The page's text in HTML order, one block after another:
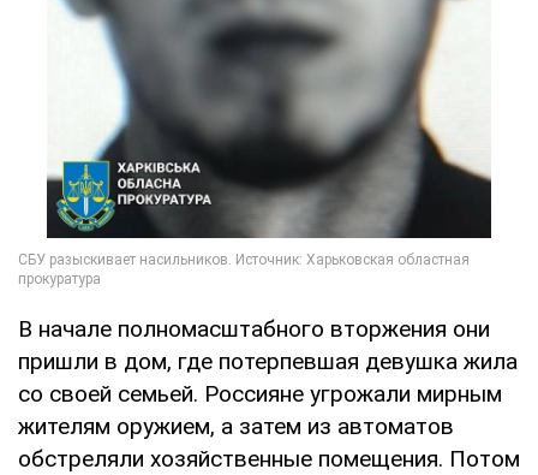
В начале полномасштабного вторжения они
пришли в дом, где потерпевшая девушка жила
со своей семьей. Россияне угрожали мирным
жителям оружием, а затем из автоматов
обстреляли хозяйственные помещения. Потом